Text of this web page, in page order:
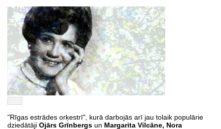
"Rīgas estrādes orķestrī", kurā darbojās arī jau tolaik populārie
dziedātāji Ojārs Grīnbergs un Margarita Vilcāne, Nora